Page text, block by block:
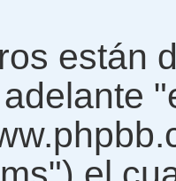
están